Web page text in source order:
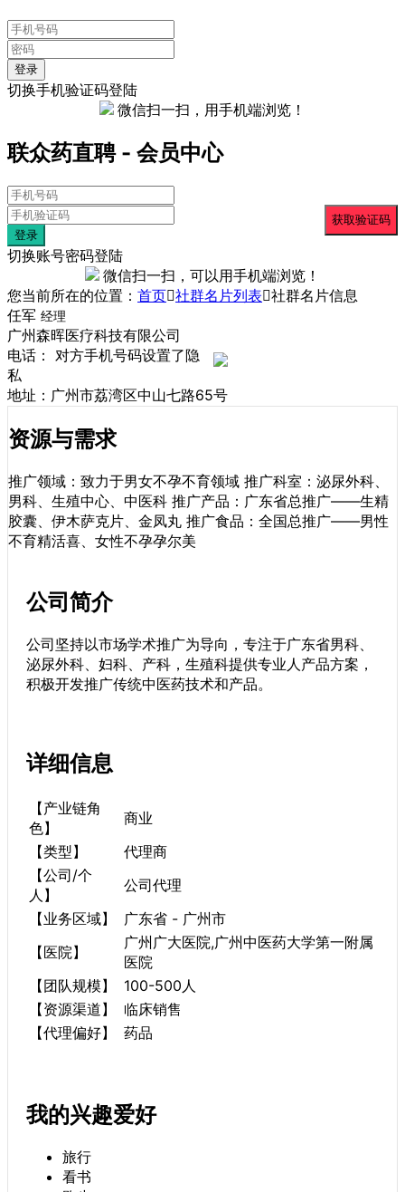
登录
切换手机验证码登陆
微信扫一扫，用手机端浏览！
联众药直聘 - 会员中心
登录
切换账号密码登陆
微信扫一扫，可以用手机端浏览！
您当前所在的位置： 首页 社群名片列表 社群名片信息
任军 经理
广州森晖医疗科技有限公司
电话： 对方手机号码设置了隐
私
地址：广州市荔湾区中山七路65号
资源与需求
推广领域：致力于男女不孕不育领域 推广科室：泌尿外科、
男科、生殖中心、中医科 推广产品：广东省总推广——生精
胶囊、伊木萨克片、金凤丸 推广食品：全国总推广——男性
不育精活喜、女性不孕孕尔美
公司简介
公司坚持以市场学术推广为导向，专注于广东省男科、
泌尿外科、妇科、产科，生殖科提供专业人产品方案，
积极开发推广传统中医药技术和产品。
详细信息
【产业链角
色】
商业
【类型】
代理商
【公司/个
人】
公司代理
【业务区域】
广东省 - 广州市
【医院】
广州广大医院,广州中医药大学第一附属
医院
【团队规模】
100-500人
【资源渠道】
临床销售
【代理偏好】
药品
我的兴趣爱好
旅行
看书